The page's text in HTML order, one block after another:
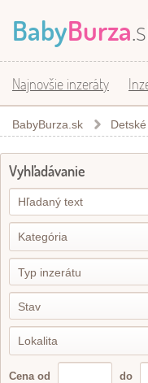
BabyBurza
Najnovšie inzeráty
BabyBurza.sk
Vyhľadávanie
Typ inzerátu
Stav
Cena od do